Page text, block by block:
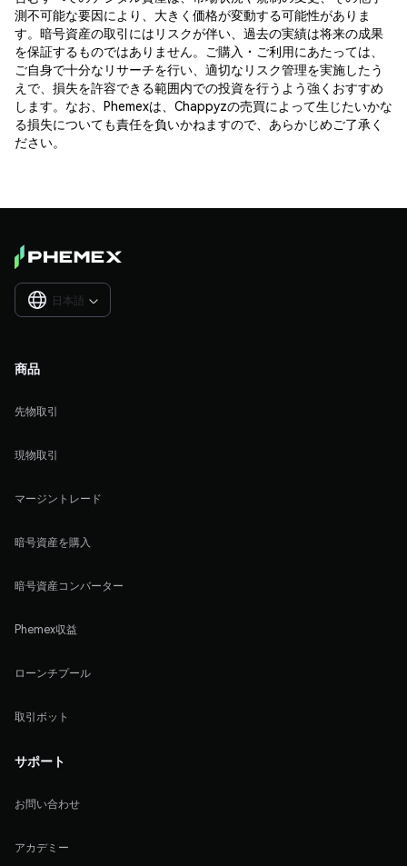
測不可能な要因により、大きく価格が変動する可能性がありま
す。暗号資産の取引にはリスクが伴い、過去の実績は将来の成果
を保証するものではありません。ご購入・ご利用にあたっては、
ご自身で十分なリサーチを行い、適切なリスク管理を実施したう
えで、損失を許容できる範囲内での投資を行うよう強くおすすめ
します。なお、Phemexは、Chappyzの売買によって生じたいかな
る損失についても責任を負いかねますので、あらかじめご了承く
ださい。
日本語 
商品
先物取引
現物取引
マージントレード
暗号資産を購入
暗号資産コンバーター
Phemex収益
ローンチプール
取引ボット
サポート
お問い合わせ
アカデミー